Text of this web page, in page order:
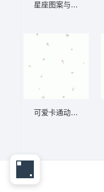
星座图案与星形装饰
可爱卡通动物图案背景